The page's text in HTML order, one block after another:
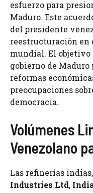
esfuerzo para
Maduro. Este
del presidente
reestructuración en
mundial. El
gobierno de
reformas
preocupaciones
democracia.
Volúmenes
Venezolano
Las refinerías
Industries Ltd,